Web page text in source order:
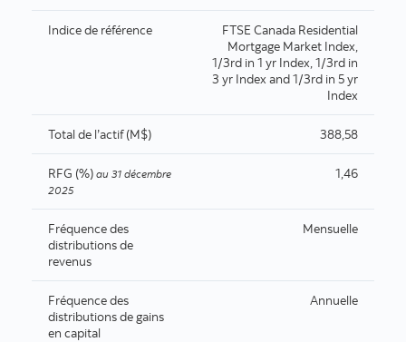
Indice de référence
FTSE Canada Residential
Mortgage Market Index,
1/3rd in 1 yr Index, 1/3rd in
3 yr Index and 1/3rd in 5 yr
Index
Total de l’actif (M$) 388,58
RFG (%) au 31 décembre
2025
1,46
Fréquence des
distributions de
revenus
Mensuelle
Fréquence des
distributions de gains
en capital
Annuelle